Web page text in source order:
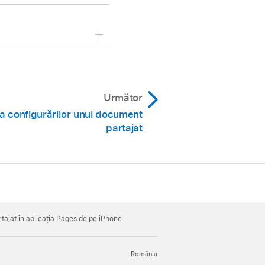
Configurări activitate.
activitate.
Următor
configurărilor unui document
partajat
în aplicația Pages de pe iPhone
România